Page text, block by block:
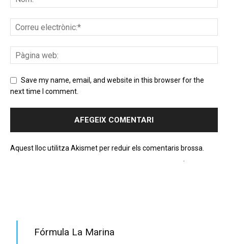
Save my name, email, and website in this browser for the
next time I comment.
Aquest lloc utilitza Akismet per reduir els comentaris brossa.
Fórmula La Marina